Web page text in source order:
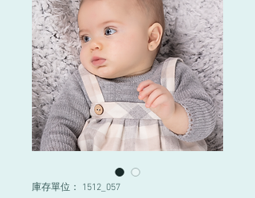
庫存單位： 1512_057